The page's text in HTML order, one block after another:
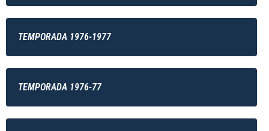
TEMPORADA 1976-1977
TEMPORADA 1976-77